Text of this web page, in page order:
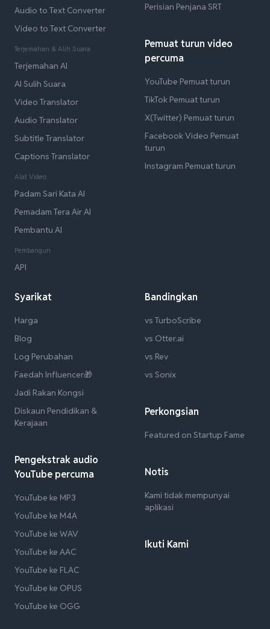
Audio to Text Converter
Video to Text Converter
Terjemahan & Alih Suara
Terjemahan AI
AI Sulih Suara
Video Translator
Audio Translator
Subtitle Translator
Captions Translator
Alat Video
Padam Sari Kata AI
Pemadam Tera Air AI
Pembantu AI
Pembangun
API
Perisian Penjana SRT
Pemuat turun video
percuma
YouTube Pemuat turun
TikTok Pemuat turun
X(Twitter) Pemuat turun
Facebook Video Pemuat
turun
Instagram Pemuat turun
Syarikat
Harga
Blog
Log Perubahan
Faedah Influencer🎁
Jadi Rakan Kongsi
Diskaun Pendidikan &
Kerajaan
Pengekstrak audio
YouTube percuma
YouTube ke MP3
YouTube ke M4A
YouTube ke WAV
YouTube ke AAC
YouTube ke FLAC
YouTube ke OPUS
YouTube ke OGG
Bandingkan
vs TurboScribe
vs Otter.ai
vs Rev
vs Sonix
Perkongsian
Featured on Startup Fame
Notis
Kami tidak mempunyai
aplikasi
Ikuti Kami